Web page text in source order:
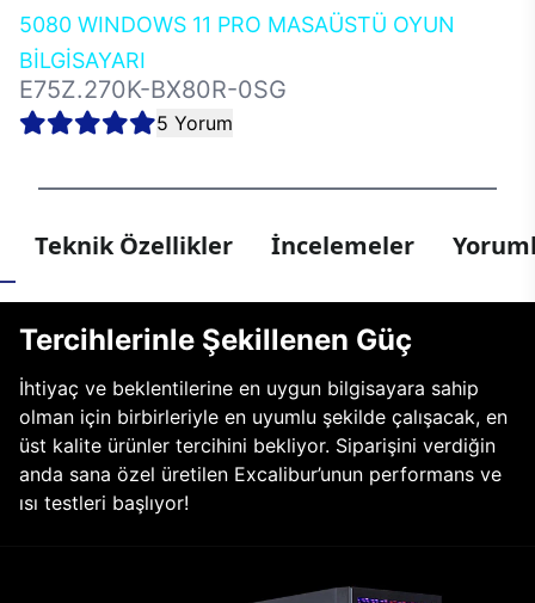
5080 WINDOWS 11 PRO MASAÜSTÜ OYUN
BİLGİSAYARI
E75Z.270K-BX80R-0SG
5 Yorum
Teknik Özellikler İncelemeler
Tercihlerinle Şekillenen Güç
İhtiyaç ve beklentilerine en uygun bilgisayara sahip
olman için birbirleriyle en uyumlu şekilde çalışacak, en
üst kalite ürünler tercihini bekliyor. Siparişini verdiğin
anda sana özel üretilen Excalibur’unun performans ve
ısı testleri başlıyor!